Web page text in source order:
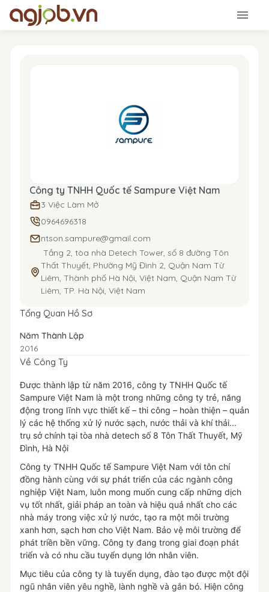
Công ty TNHH Quốc tế Sampure Việt Nam
3 Việc Làm Mở
0964696318
ntson.sampure@gmail.com
Tầng 2, tòa nhà Detech Tower, số 8 đường Tôn
Thất Thuyết, Phường Mỹ Đình 2, Quận Nam Từ
Liêm, Thành phố Hà Nội, Việt Nam, Quận Nam Từ
Liêm, TP. Hà Nội, Việt Nam
Tổng Quan Hồ Sơ
Năm Thành Lập
2016
Về Công Ty
Được thành lập từ năm 2016, công ty TNHH Quốc tế
Sampure Việt Nam là một trong những công ty trẻ, năng
động trong lĩnh vực thiết kế – thi công – hoàn thiện – quản
lý các hệ thống xử lý nước sạch, nước thải và khí thải...
trụ sở chính tại tòa nhà detech số 8 Tôn Thất Thuyết, Mỹ
Đình, Hà Nội
Công ty TNHH Quốc tế Sampure Việt Nam với tôn chí
đồng hành cùng với sự phát triển của các ngành công
nghiệp Việt Nam, luôn mong muốn cung cấp những dịch
vụ tốt nhất, giải pháp an toàn và hiệu quả nhất cho các
nhà máy trong việc xử lý nước, tạo ra một môi trường
xanh hơn, sạch hơn cho Việt Nam. Bảo vệ môi trường để
phát triền bền vững. Công ty đang trong giai đoạn phát
triển và có nhu cầu tuyển dụng lớn nhân viên.
Mục tiêu của công ty là tuyển dụng, đào tạo được một đội
ngũ nhân viên yêu nghề, lành nghề và gắn bó. Hiện công